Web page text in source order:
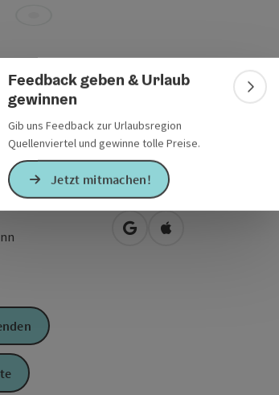
Feedback geben & Urlaub
gewinnen
Gib uns Feedback zur Urlaubsregion
Quellenviertel und gewinne tolle Preise.
Jetzt mitmachen!
in Google Maps öffnen
in Apple Maps